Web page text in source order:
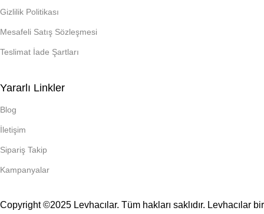
Gizlilik Politikası
Mesafeli Satış Sözleşmesi
Teslimat İade Şartları
Yararlı Linkler
Blog
İletişim
Sipariş Takip
Kampanyalar
Copyright ©2025 Levhacılar. Tüm hakları saklıdır. Levhacılar bir